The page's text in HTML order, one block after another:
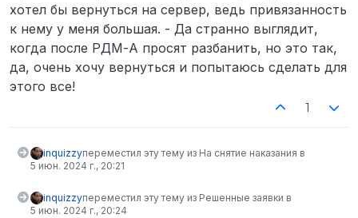
хотел бы вернуться на сервер, ведь привязанность
к нему у меня большая. - Да странно выглядит,
когда после РДМ-А просят разбанить, но это так,
да, очень хочу вернуться и попытаюсь сделать для
этого все!
1
inquizzyпереместил эту тему из На снятие наказания в
5 июн. 2024 г., 20:21
inquizzyпереместил эту тему из Решенные заявки в
5 июн. 2024 г., 20:24